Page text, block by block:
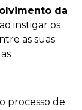
da
instigar os
as suas
processo de